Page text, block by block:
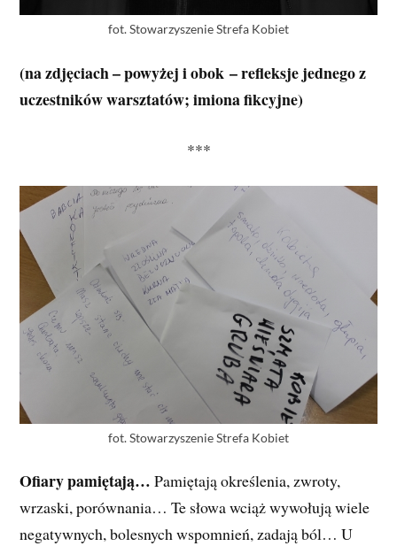
fot. Stowarzyszenie Strefa Kobiet
(na zdjęciach – powyżej i obok – refleksje jednego z
uczestników warsztatów; imiona fikcyjne)
***
fot. Stowarzyszenie Strefa Kobiet
Ofiary pamiętają…Pamiętają określenia, zwroty,
wrzaski, porównania… Te słowa wciąż wywołują wiele
negatywnych, bolesnych wspomnień, zadają ból… U